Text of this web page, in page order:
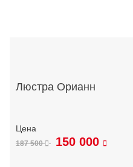
Люстра Орианн
187 500 150 000